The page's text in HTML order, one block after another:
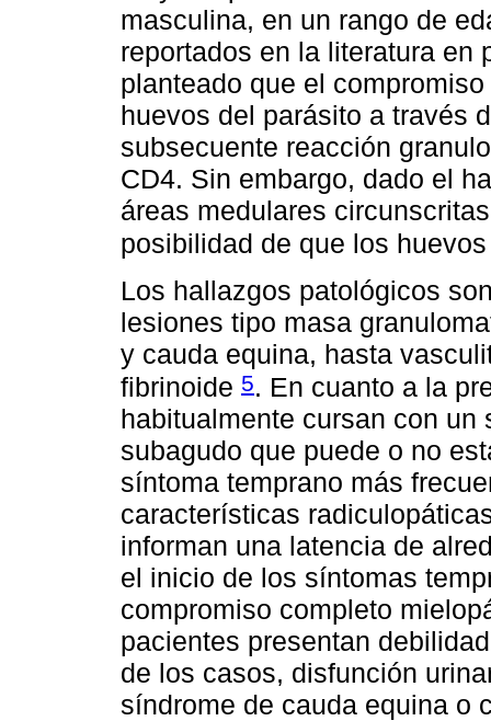
masculina, en un rango de
reportados en la literatura en
planteado que el
huevos del parásito a través
subsecuente reacción
CD4. Sin embargo, dado el
áreas medulares
posibilidad de que los
Los hallazgos patológicos
lesiones tipo masa
y cauda equina, hasta
fibrinoide 5. En cuanto a la
habitualmente cursan con
subagudo que puede o no
síntoma temprano más
características
informan una latencia de
el inicio de los síntomas
compromiso completo
pacientes presentan
de los casos, disfunción
síndrome de cauda equina o